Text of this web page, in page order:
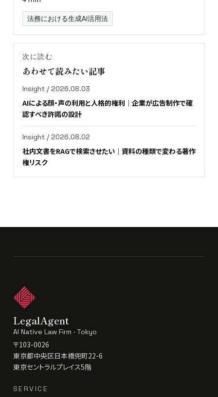
法務における生成AI活用法
次に読む
あわせて読みたい記事
Insight / 2026.08.03
AIによる顔・声の利用と人格的権利｜企業が広告制作で確
認すべき許諾の設計
Insight / 2026.08.02
社内文書をRAGで検索させたい｜資料の種類で変わる著作
権リスク
LegalAgent
AI Native Law Firm · Tokyo
〒103-0026
東京都中央区日本橋兜町22-6
東京セントラルプレイス5階
SERVICE